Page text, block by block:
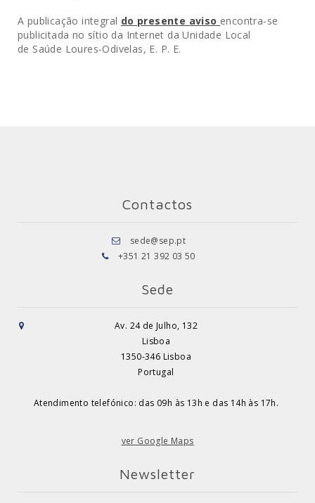
A publicação integral do presente aviso encontra-se
publicitada no sítio da Internet da Unidade Local
de Saúde Loures-Odivelas, E. P. E.
Contactos
sede@sep.pt
+351 21 392 03 50
Sede
Av. 24 de Julho, 132
Lisboa
1350-346 Lisboa
Portugal
Atendimento telefónico: das 09h às 13h e das 14h às 17h.
ver Google Maps
Newsletter